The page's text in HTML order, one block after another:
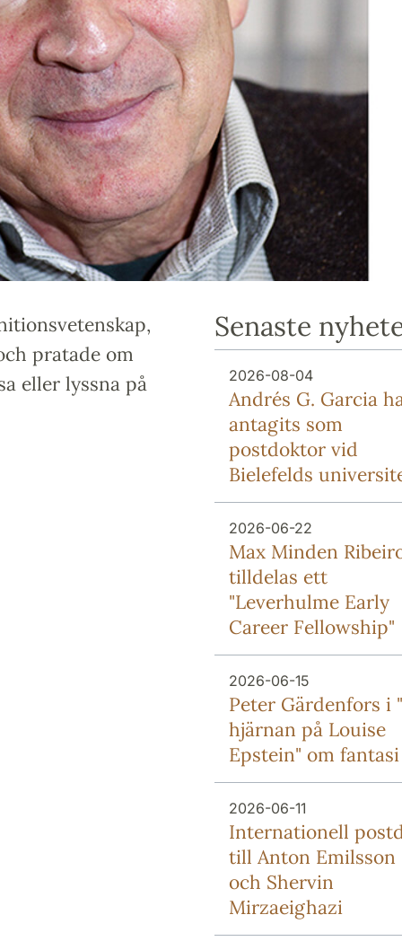
pratade om
eller lyssna på
Senaste
2026-08-04
Andrés G. Garcia
antagits som
postdoktor vid
Bielefelds
2026-06-22
Max Minden
tilldelas ett
"Leverhulme Early
Career Fellowship"
2026-06-15
Peter Gärdenfors i
hjärnan på Louise
Epstein" om fantasi
2026-06-11
Internationell
till Anton Emilsson
och Shervin
Mirzaeighazi